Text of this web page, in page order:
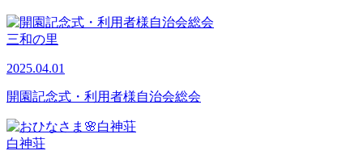
三和の里
2025.04.01
開園記念式・利用者様自治会総会
白神荘